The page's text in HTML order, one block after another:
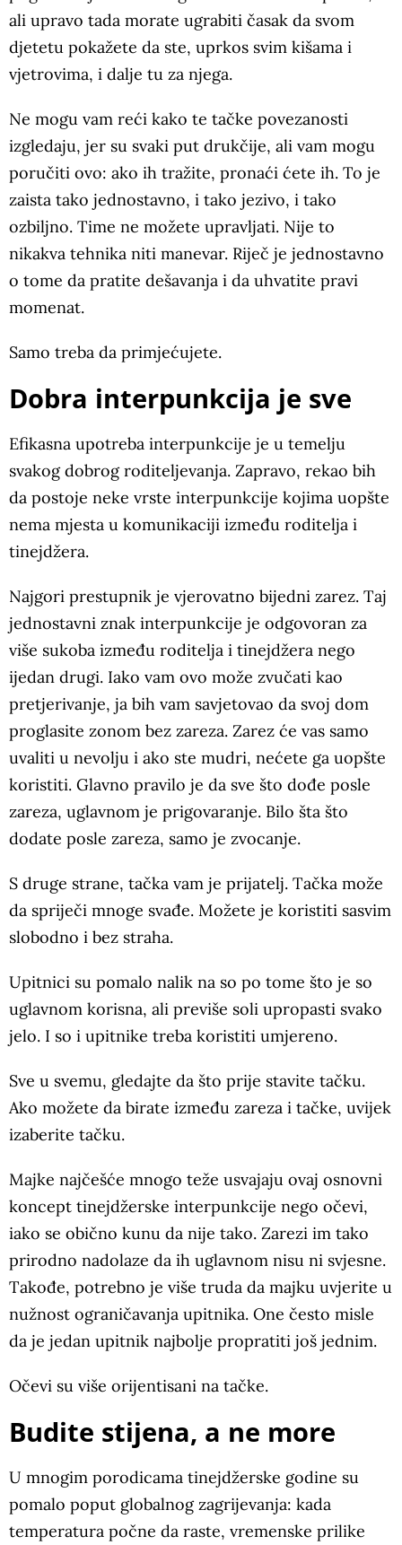
ali upravo tada morate ugrabiti časak da svom
djetetu pokažete da ste, uprkos svim kišama i
vjetrovima, i dalje tu za njega.
Ne mogu vam reći kako te tačke povezanosti
izgledaju, jer su svaki put drukčije, ali vam mogu
poručiti ovo: ako ih tražite, pronaći ćete ih. To je
zaista tako jednostavno, i tako jezivo, i tako
ozbiljno. Time ne možete upravljati. Nije to
nikakva tehnika niti manevar. Riječ je jednostavno
o tome da pratite dešavanja i da uhvatite pravi
momenat.
Samo treba da primjećujete.
Dobra interpunkcija je sve
Efikasna upotreba interpunkcije je u temelju
svakog dobrog roditeljevanja. Zapravo, rekao bih
da postoje neke vrste interpunkcije kojima uopšte
nema mjesta u komunikaciji između roditelja i
tinejdžera.
Najgori prestupnik je vjerovatno bijedni zarez. Taj
jednostavni znak interpunkcije je odgovoran za
više sukoba između roditelja i tinejdžera nego
ijedan drugi. Iako vam ovo može zvučati kao
pretjerivanje, ja bih vam savjetovao da svoj dom
proglasite zonom bez zareza. Zarez će vas samo
uvaliti u nevolju i ako ste mudri, nećete ga uopšte
koristiti. Glavno pravilo je da sve što dođe posle
zareza, uglavnom je prigovaranje. Bilo šta što
dodate posle zareza, samo je zvocanje.
S druge strane, tačka vam je prijatelj. Tačka može
da spriječi mnoge svađe. Možete je koristiti sasvim
slobodno i bez straha.
Upitnici su pomalo nalik na so po tome što je so
uglavnom korisna, ali previše soli upropasti svako
jelo. I so i upitnike treba koristiti umjereno.
Sve u svemu, gledajte da što prije stavite tačku.
Ako možete da birate između zareza i tačke, uvijek
izaberite tačku.
Majke najčešće mnogo teže usvajaju ovaj osnovni
koncept tinejdžerske interpunkcije nego očevi,
iako se obično kunu da nije tako. Zarezi im tako
prirodno nadolaze da ih uglavnom nisu ni svjesne.
Takođe, potrebno je više truda da majku uvjerite u
nužnost ograničavanja upitnika. One često misle
da je jedan upitnik najbolje propratiti još jednim.
Očevi su više orijentisani na tačke.
Budite stijena, a ne more
U mnogim porodicama tinejdžerske godine su
pomalo poput globalnog zagrijevanja: kada
temperatura počne da raste, vremenske prilike